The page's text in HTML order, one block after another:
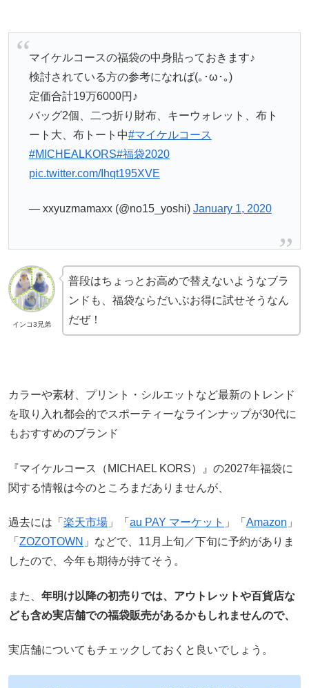
マイケルコースの福袋の中身貼っておきます♪
検討されている方の参考になれば(｡･ω･｡)
定価合計19万6000円♪
バッグ2個、二つ折り財布、キーウォレット、布ト
ート大、布トート中#マイケルコース
#MICHEALKORS#福袋2020
pic.twitter.com/Ihqt195XVE
— xxyuzmamaxx (@no15_yoshi) January 1, 2020
インコ3兄弟
普段はちょっとお高めで替えないようなブラ
ンドも、福袋ならだいぶお得に試せそうなん
だぜ！
カラーや素材、プリント・シルエットなど最新のトレンド
を取り入れ都会的でスポーティーなラインナップが30代に
もおすすめのブランド
『マイケルコース（MICHAEL KORS）』の2027年福袋に
関する情報は今のところまだありませんが、
過去には「 楽天市場 」「 au PAY マーケット 」「 Amazon 」
「 ZOZOTOWN 」などで、11月上旬／下旬に予約がありま
したので、今年も期待が持てそう。
また、 年明け以降の初売りでは、アウトレットや百貨店な
ども含め実店舗での福袋販売があるかもしれませんので、
実店舗についてもチェックしておくと良いでしょう。